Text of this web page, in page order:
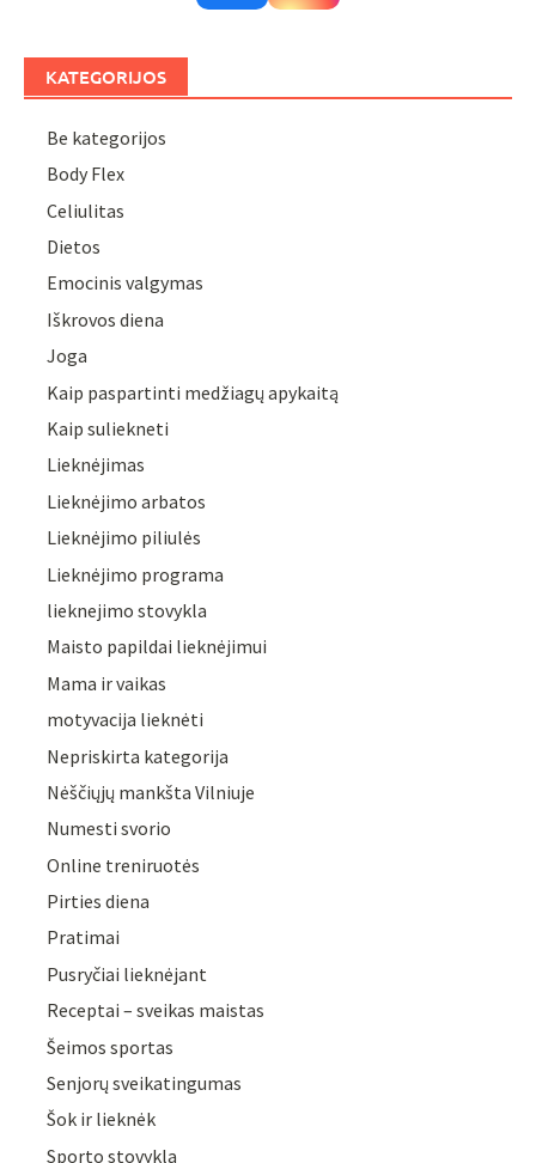
KATEGORIJOS
Be kategorijos
Body Flex
Celiulitas
Dietos
Emocinis valgymas
Iškrovos diena
Joga
Kaip paspartinti medžiagų apykaitą
Kaip suliekneti
Lieknėjimas
Lieknėjimo arbatos
Lieknėjimo piliulės
Lieknėjimo programa
lieknejimo stovykla
Maisto papildai lieknėjimui
Mama ir vaikas
motyvacija lieknėti
Nepriskirta kategorija
Nėščiųjų mankšta Vilniuje
Numesti svorio
Online treniruotės
Pirties diena
Pratimai
Pusryčiai lieknėjant
Receptai – sveikas maistas
Šeimos sportas
Senjorų sveikatingumas
Šok ir lieknėk
Sporto stovykla